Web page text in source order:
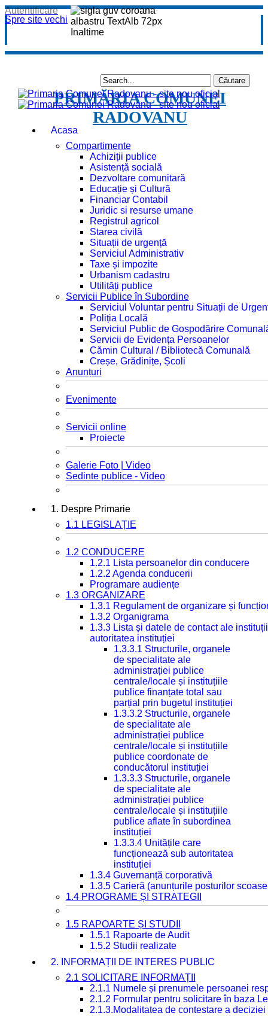
Spre site vechi
Autentificare
PRIMĂRIA COMUNEI
RADOVANU
Acasa
Compartimente
Achiziții publice
Asistență socială
Dezvoltare comunitară
Educație și Cultură
Financiar Contabil
Juridic si resurse umane
Registrul agricol
Starea civilă
Situații de urgență
Serviciul Administrativ
Taxe și impozite
Urbanism cadastru
Utilități publice
Servicii Publice în Subordine
Serviciul Voluntar pentru Situații de
Poliția Locală
Serviciul Public de Gospodărire
Servicii de Evidența Persoanelor
Cămin Cultural / Bibliotecă Comunală
Creșe, Grădinițe, Școli
Anunțuri
Evenimente
Servicii online
Proiecte
Galerie Foto | Video
Sedinte publice - Video
1. Despre Primarie
1.1 LEGISLAȚIE
1.2 CONDUCERE
1.2.1 Lista persoanelor din conducere
1.2.2 Agenda conducerii
Programare audiențe
1.3 ORGANIZARE
1.3.1 Regulament de organizare și
1.3.2 Organigrama
1.3.3 Lista și datele de contact ale
autoritatea instituției
1.3.3.1 Structurile, organele
de specialitate ale
administrației publice
centrale/locale și instituțiile
publice finanțate total sau
parțial prin bugetul instituției
1.3.3.2 Structurile, organele
de specialitate ale
administrației publice
centrale/locale și instituțiile
publice coordonate de
conducătorul instituției
1.3.3.3 Structurile, organele
de specialitate ale
administrației publice
centrale/locale și instituțiile
publice aflate în subordinea
instituției
1.3.3.4 Unitățile care
funcționează sub autoritatea
instituției
1.3.4 Guvernanță corporativă
1.3.5 Carieră (anunțurile posturilor
1.4 PROGRAME ȘI STRATEGII
1.5 RAPOARTE ȘI STUDII
1.5.1 Rapoarte de Audit
1.5.2 Studii realizate
2. INFORMAȚII DE INTERES PUBLIC
2.1 SOLICITARE INFORMAȚII
2.1.1 Numele și prenumele persoanei
2.1.2 Formular pentru solicitare în baza
2.1.3.Modalitatea de contestare a